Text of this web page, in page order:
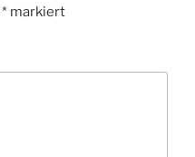
* markiert